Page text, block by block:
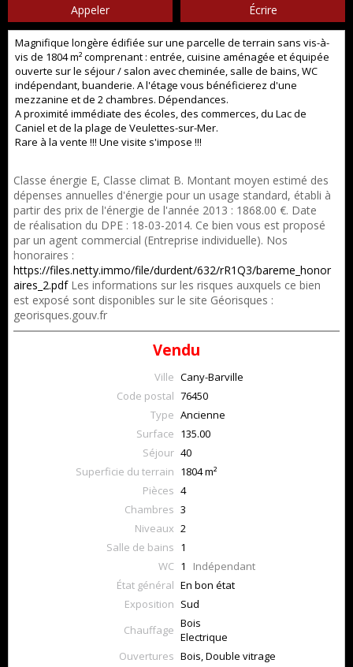
Appeler Écrire
Magnifique longère édifiée sur une parcelle de terrain sans vis-à-
vis de 1804 m² comprenant : entrée, cuisine aménagée et équipée
ouverte sur le séjour / salon avec cheminée, salle de bains, WC
indépendant, buanderie. A l'étage vous bénéficierez d'une
mezzanine et de 2 chambres. Dépendances.
A proximité immédiate des écoles, des commerces, du Lac de
Caniel et de la plage de Veulettes-sur-Mer.
Rare à la vente !!! Une visite s'impose !!!
Classe énergie E, Classe climat B. Montant moyen estimé des
dépenses annuelles d'énergie pour un usage standard, établi à
partir des prix de l'énergie de l'année 2013 : 1868.00 €. Date
de réalisation du DPE : 18-03-2014. Ce bien vous est proposé
par un agent commercial (Entreprise individuelle). Nos
honoraires :
https://files.netty.immo/file/durdent/632/rR1Q3/bareme_honor
aires_2.pdfLes informations sur les risques auxquels ce bien
est exposé sont disponibles sur le site Géorisques :
georisques.gouv.fr
Vendu
Ville Cany-Barville
Code postal 76450
Type Ancienne
Surface 135.00
Séjour 40
Superficie du terrain 1804 m²
Pièces 4
Chambres 3
Niveaux 2
Salle de bains 1
WC 1 Indépendant
État général En bon état
Exposition Sud
Chauffage Bois
Electrique
Ouvertures Bois, Double vitrage